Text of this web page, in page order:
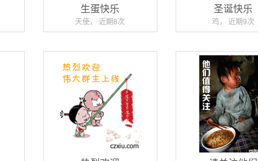
生蛋快乐
天使， 近期8次
圣诞快乐
鸡， 近期9次